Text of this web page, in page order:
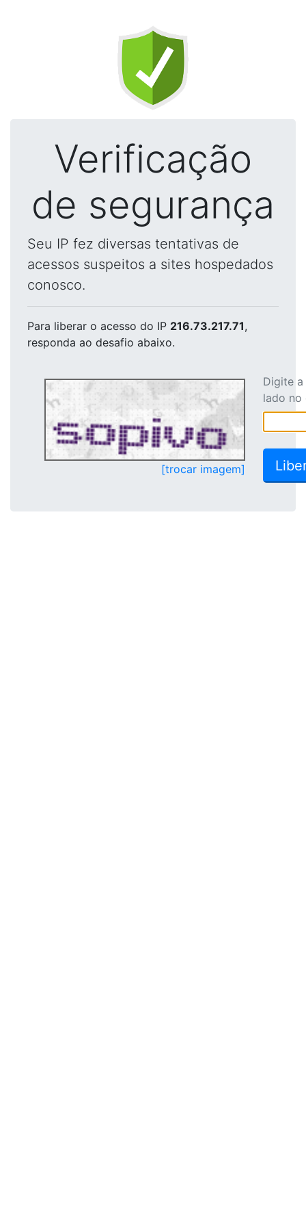
Verificação
de segurança
Seu IP fez diversas tentativas de
acessos suspeitos a sites hospedados
conosco.
Para liberar o acesso do IP 216.73.217.71,
responda ao desafio abaixo.
[trocar imagem]
Digite
lado no